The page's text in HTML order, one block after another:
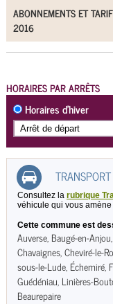
ABONNEMENTS ET
2016
HORAIRES PAR ARRÊTS
Horaires d’hiver
Consultez la rubrique
véhicule qui vous
Cette commune est
Auverse, Baugé-en-
Chavaignes, Cheviré-le-
sous-le-Lude, Échemiré,
Guédéniau, Linières-
Beaurepaire